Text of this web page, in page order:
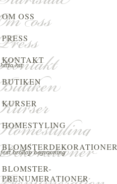
OM OSS
PRESS
KONTAKT
BUTIKEN
KURSER
HOMESTYLING
BLOMSTERDEKORATIONER
BLOMSTER-
PRENUMERATIONER